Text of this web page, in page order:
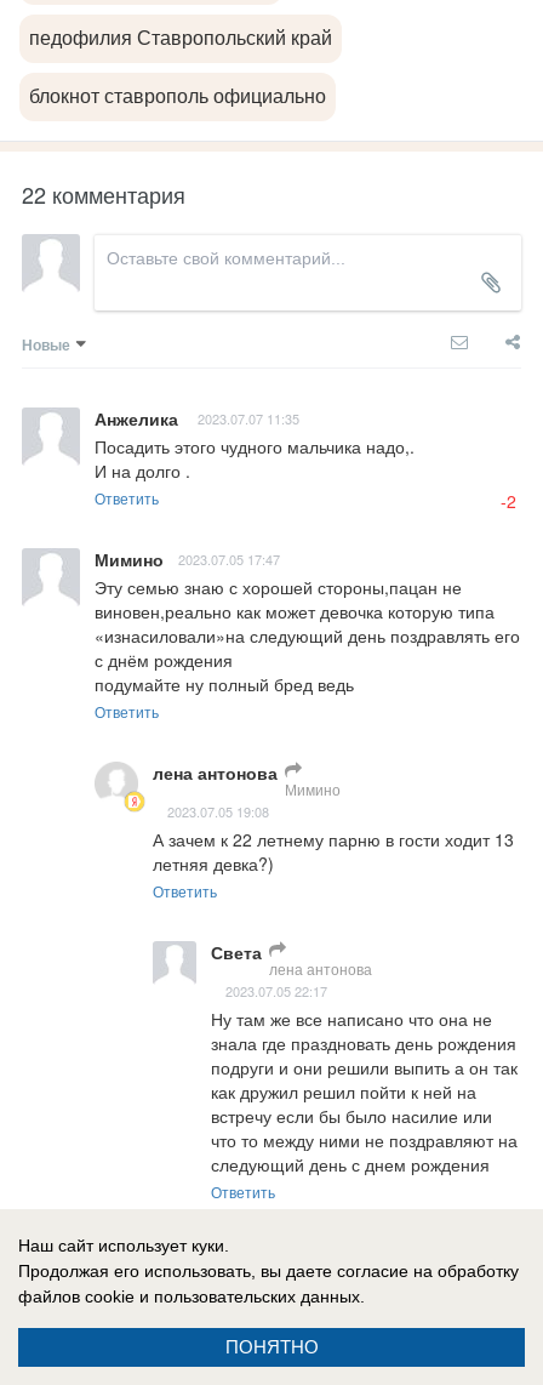
педофилия Ставропольский край
блокнот ставрополь официально
22 комментария
Новые
Анжелика 2023.07.07 11:35
Посадить этого чудного мальчика надо,.
И на долго .
Ответить -2
Мимино 2023.07.05 17:47
Эту семью знаю с хорошей стороны,пацан не
виновен,реально как может девочка которую типа
«изнасиловали»на следующий день поздравлять его
с днём рождения
подумайте ну полный бред ведь
Ответить
лена антонова
Мимино
2023.07.05 19:08
А зачем к 22 летнему парню в гости ходит 13
летняя девка?)
Ответить
Света
лена антонова
2023.07.05 22:17
Ну там же все написано что она не
знала где праздновать день рождения
подруги и они решили выпить а он так
как дружил решил пойти к ней на
встречу если бы было насилие или
что то между ними не поздравляют на
следующий день с днем рождения
Ответить
Евгений 2023.07.05 16:58
Ну хоть прокуратура разобравшись в том что нет
оснований для привлечения к ответственности
парня, не поддержала его арест!!!
Посмотрим, что вынесет краевой суд, поменяют
Наш сайт использует куки.
Продолжая его использовать, вы даете согласие на обработку
файлов cookie и пользовательских данных.
ПОНЯТНО